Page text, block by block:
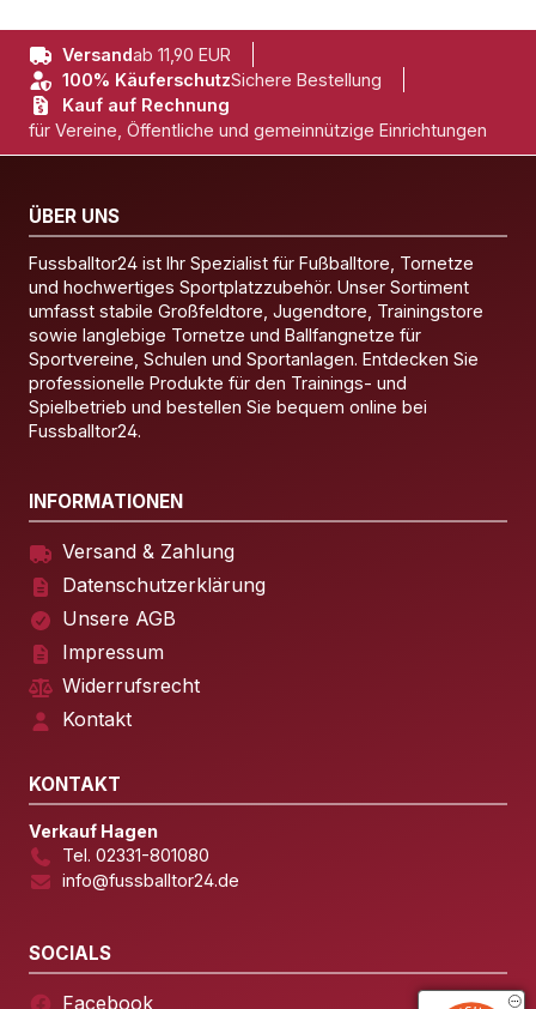
Versandab 11,90 EUR
100% KäuferschutzSichere Bestellung
Kauf auf Rechnung
für Vereine, Öffentliche und gemeinnützige Einrichtungen
ÜBER UNS
Fussballtor24 ist Ihr Spezialist für Fußballtore, Tornetze
und hochwertiges Sportplatzzubehör. Unser Sortiment
umfasst stabile Großfeldtore, Jugendtore, Trainingstore
sowie langlebige Tornetze und Ballfangnetze für
Sportvereine, Schulen und Sportanlagen. Entdecken Sie
professionelle Produkte für den Trainings- und
Spielbetrieb und bestellen Sie bequem online bei
Fussballtor24.
INFORMATIONEN
Versand & Zahlung
Datenschutzerklärung
Unsere AGB
Impressum
Widerrufsrecht
Kontakt
KONTAKT
Verkauf Hagen
Tel. 02331-801080
info@fussballtor24.de
SOCIALS
Facebook